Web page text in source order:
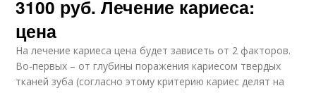
3100 руб. Лечение кариеса:
цена
На лечение кариеса цена будет зависеть от 2 факторов.
Во-первых – от глубины поражения кариесом твердых
тканей зуба (согласно этому критерию кариес делят на